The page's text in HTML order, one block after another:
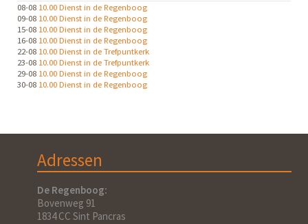
08-08 10.00 Dienst in de Regenboog
09-08 10.00 Dienst in de Regenboog
15-08 10.00 Dienst in de Regenboog
16-08 10.00 Dienst in de Regenboog
22-08 10.00 Dienst in de Trefpuntkerk
23-08 10.00 Dienst in de Trefpuntkerk
29-08 10.00 Dienst in de Regenboog
30-08 10.00 Dienst in de Regenboog
Adressen
De Regenboog:
Bovenweg 91
1834 CC Sint Pancras